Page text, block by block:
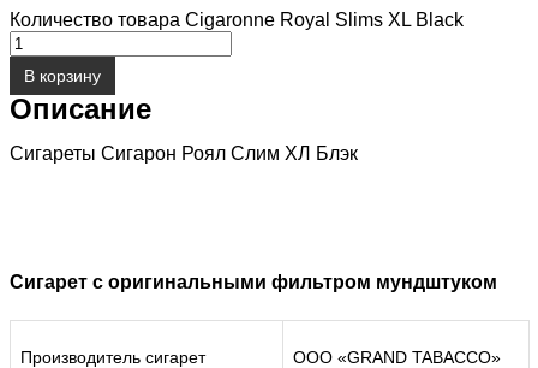
Количество товара Cigaronne Royal Slims XL Black
В корзину
Описание
Сигареты Сигарон Роял Слим ХЛ Блэк
Сигарет с оригинальными фильтром мундштуком
Производитель сигарет ООО «GRAND TABACCO»